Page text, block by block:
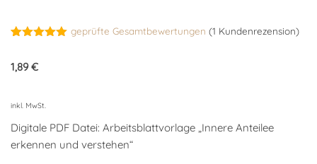
von 5,
geprüfte Gesamtbewertungen (1 Kundenrezension)
1,89€
inkl. MwSt.
Digitale PDF Datei: Arbeitsblattvorlage „Innere Anteilee
erkennen und verstehen“